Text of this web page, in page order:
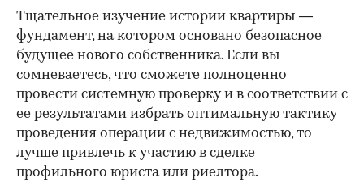
Тщательное изучение истории квартиры —
фундамент, на котором основано безопасное
будущее нового собственника. Если вы
сомневаетесь, что сможете полноценно
провести системную проверку и в соответствии с
ее результатами избрать оптимальную тактику
проведения операции с недвижимостью, то
лучше привлечь к участию в сделке
профильного юриста или риелтора.